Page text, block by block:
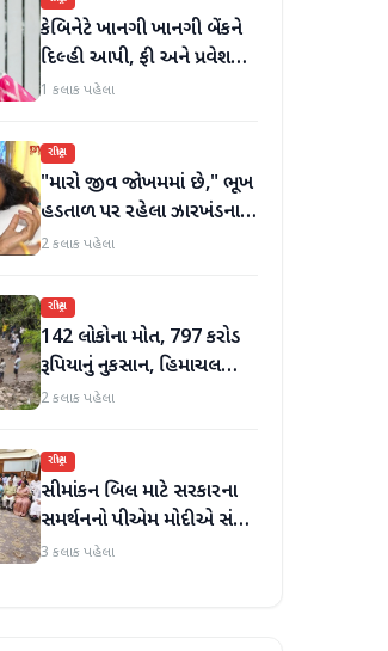
કેબિનેટે ખાનગી ખાનગી બેંકને
દિલ્હી આપી, ફી અને પ્રવેશ
માટે નવા નિયમો વિશે જાણો
1 કલાક પહેલા
રાષ્ટ્રીય
"મારો જીવ જોખમમાં છે," ભૂખ
હડતાળ પર રહેલા ઝારખંડના
વિદ્યાર્થી નેતા દેવેન્દ્ર નાથ
2 કલાક પહેલા
રાષ્ટ્રીય
142 લોકોના મોત, 797 કરોડ
રૂપિયાનું નુકસાન, હિમાચલ
પ્રદેશમાં ભારે ચોમાસાનો સામનો
2 કલાક પહેલા
રાષ્ટ્રીય
સીમાંકન બિલ માટે સરકારના
સમર્થનનો પીએમ મોદીએ સંકેત
આપ્યો
3 કલાક પહેલા